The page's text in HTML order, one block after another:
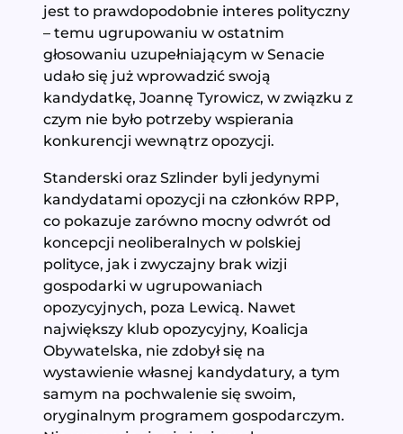
jest to prawdopodobnie interes polityczny
– temu ugrupowaniu w ostatnim
głosowaniu uzupełniającym w Senacie
udało się już wprowadzić swoją
kandydatkę, Joannę Tyrowicz, w związku z
czym nie było potrzeby wspierania
konkurencji wewnątrz opozycji.
Standerski oraz Szlinder byli jedynymi
kandydatami opozycji na członków RPP,
co pokazuje zarówno mocny odwrót od
koncepcji neoliberalnych w polskiej
polityce, jak i zwyczajny brak wizji
gospodarki w ugrupowaniach
opozycyjnych, poza Lewicą. Nawet
największy klub opozycyjny, Koalicja
Obywatelska, nie zdobył się na
wystawienie własnej kandydatury, a tym
samym na pochwalenie się swoim,
oryginalnym programem gospodarczym.